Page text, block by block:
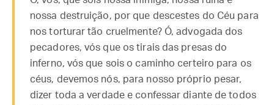
nossa destruição, por que descestes do Céu para
nos torturar tão cruelmente? Ó, advogada dos
pecadores, vós que os tirais das presas do
inferno, vós que sois o caminho certeiro para os
céus, devemos nós, para nosso próprio pesar,
dizer toda a verdade e confessar diante de todos